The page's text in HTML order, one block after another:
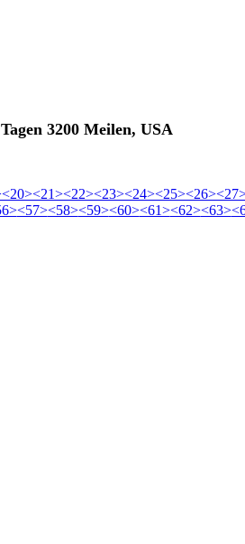
3200 Meilen, USA
<20><21><22><23><24><25><26>
<57><58><59><60><61><62><63>